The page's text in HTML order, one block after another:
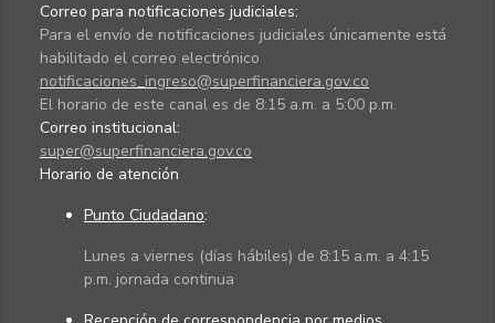
Correo para notificaciones judiciales:
Para el envío de notificaciones judiciales únicamente está
habilitado el correo electrónico
notificaciones_ingreso@superfinanciera.gov.co
El horario de este canal es de 8:15 a.m. a 5:00 p.m.
Correo institucional:
super@superfinanciera.gov.co
Horario de atención
Punto Ciudadano:
Lunes a viernes (días hábiles) de 8:15 a.m. a 4:15
p.m. jornada continua